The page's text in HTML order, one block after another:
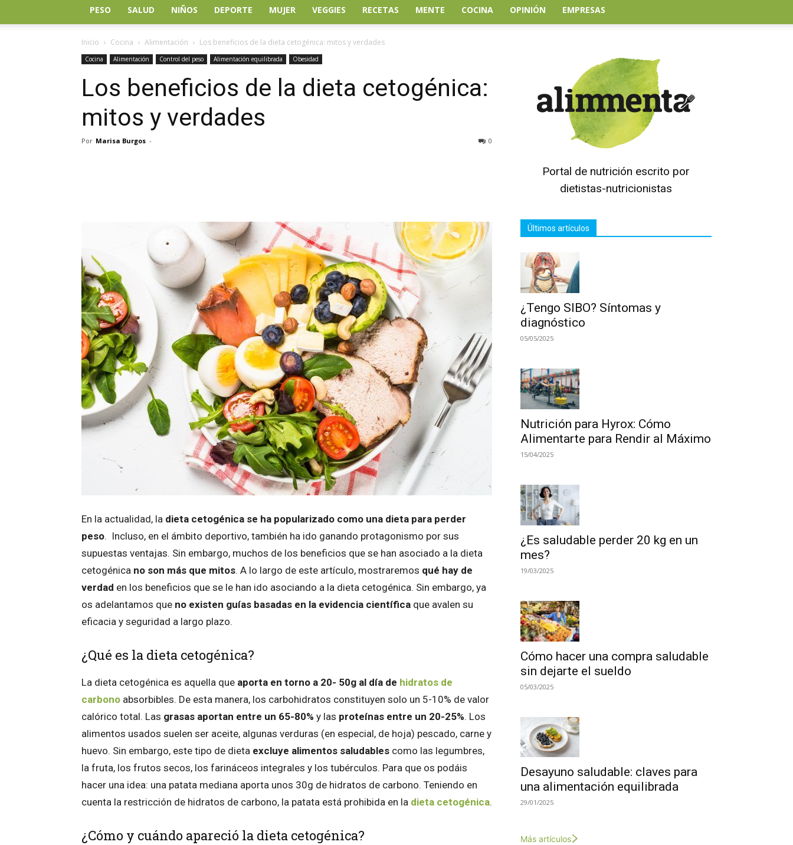
PESO SALUD NIÑOS DEPORTE MUJER VEGGIES RECETAS MENTE COCINA OPINIÓN EMPRESAS
Inicio Cocina Alimentación Los beneficios de la dieta cetogénica: mitos y verdades
Cocina Alimentación Control del peso Alimentación equilibrada Obesidad
Los beneficios de la dieta cetogénica:
mitos y verdades
Por Marisa Burgos - 0
En la actualidad, la dieta cetogénica se ha popularizado como una dieta para perder
peso. Incluso, en el ámbito deportivo, también ha ido ganando protagonismo por sus
supuestas ventajas. Sin embargo, muchos de los beneficios que se han asociado a la dieta
cetogénica no son más que mitos. A lo largo de este artículo, mostraremos qué hay de
verdad en los beneficios que se le han ido asociando a la dieta cetogénica. Sin embargo, ya
os adelantamos que no existen guías basadas en la evidencia científica que avalen su
eficacia y seguridad a largo plazo.
¿Qué es la dieta cetogénica?
La dieta cetogénica es aquella que aporta en torno a 20- 50g al día de hidratos de
carbono absorbibles. De esta manera, los carbohidratos constituyen solo un 5-10% de valor
calórico total. Las grasas aportan entre un 65-80% y las proteínas entre un 20-25%. Los
alimentos usados suelen ser aceite, algunas verduras (en especial, de hoja) pescado, carne y
huevo. Sin embargo, este tipo de dieta excluye alimentos saludables como las legumbres,
la fruta, los frutos secos, los farináceos integrales y los tubérculos. Para que os podáis
hacer una idea: una patata mediana aporta unos 30g de hidratos de carbono. Teniendo en
cuenta la restricción de hidratos de carbono, la patata está prohibida en la dieta cetogénica.
¿Cómo y cuándo apareció la dieta cetogénica?
Portal de nutrición escrito por
dietistas-nutricionistas
Últimos artículos
¿Tengo SIBO? Síntomas y
diagnóstico
05/05/2025
Nutrición para Hyrox: Cómo
Alimentarte para Rendir al Máximo
15/04/2025
¿Es saludable perder 20 kg en un
mes?
19/03/2025
Cómo hacer una compra saludable
sin dejarte el sueldo
05/03/2025
Desayuno saludable: claves para
una alimentación equilibrada
29/01/2025
Más artículos